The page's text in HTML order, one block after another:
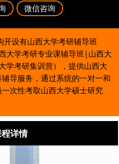
微信咨询
开设有山西大学考研辅导班
大学考研专业课辅导班|山西大
学考研集训营），提供山西大
导服务，通过系统的一对一和
次性考取山西大学硕士研究
详情